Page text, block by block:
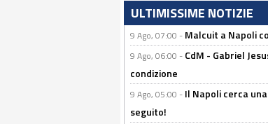
ULTIMISSIME NOTIZIE
9 Ago, 07:00 - Malcuit a Napoli
9 Ago, 06:00 - CdM - Gabriel
condizione
9 Ago, 05:00 - Il Napoli cerca
seguito!